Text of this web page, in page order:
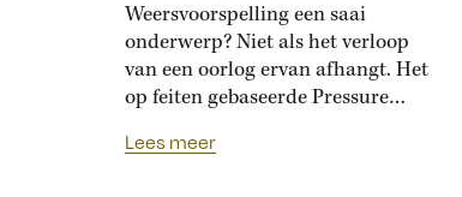
Weersvoorspelling een saai
onderwerp? Niet als het verloop
van een oorlog ervan afhangt. Het
op feiten gebaseerde Pressure
tussen geallieerde meteorologen
Lees meer